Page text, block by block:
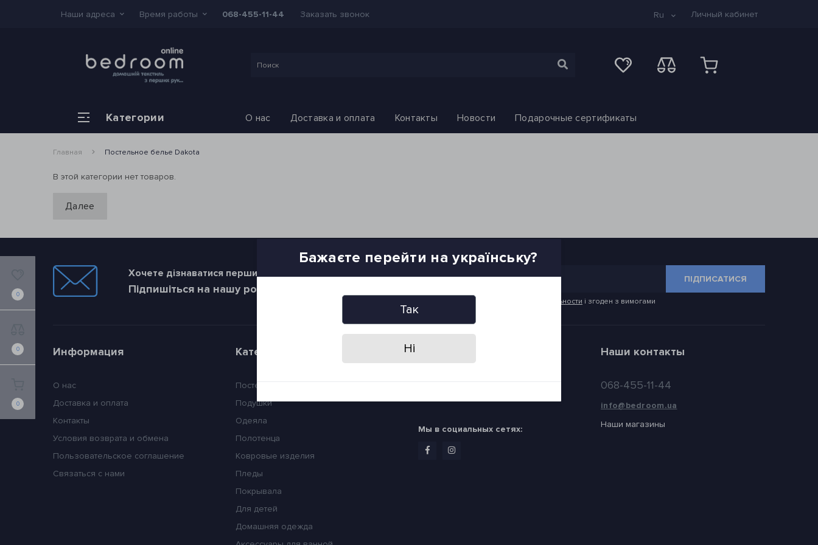
0
0
0
Наши адреса Время работы 068-455-11-44 Заказать звонок Ru Личный кабинет
Категории О нас Доставка и оплата Контакты Новости Подарочные сертификаты
Главная Постельное белье Dakota
В этой категории нет товаров.
Далее
Хочете дізнаватися першим про акції і знижки?
Підпишіться на нашу розсилку
ПІДПИСАТИСЯ
Политика конфиденциальности і згоден з вимогами
Информация
О нас
Доставка и оплата
Контакты
Условия возврата и обмена
Пользовательское соглашение
Связаться с нами
Категории
Постельное белье
Подушки
Одеяла
Полотенца
Ковровые изделия
Пледы
Покрывала
Для детей
Домашняя одежда
Мы в социальных сетях:
Наши контакты
068-455-11-44
info@bedroom.ua
Наши магазины
Бажаєте перейти на українську?
Так
Ні